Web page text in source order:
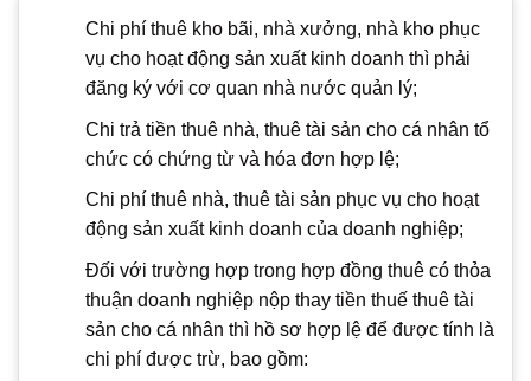
Chi phí thuê kho bãi, nhà xưởng, nhà kho phục
vụ cho hoạt động sản xuất kinh doanh thì phải
đăng ký với cơ quan nhà nước quản lý;
Chi trả tiền thuê nhà, thuê tài sản cho cá nhân tổ
chức có chứng từ và hóa đơn hợp lệ;
Chi phí thuê nhà, thuê tài sản phục vụ cho hoạt
động sản xuất kinh doanh của doanh nghiệp;
Đối với trường hợp trong hợp đồng thuê có thỏa
thuận doanh nghiệp nộp thay tiền thuế thuê tài
sản cho cá nhân thì hồ sơ hợp lệ để được tính là
chi phí được trừ, bao gồm: